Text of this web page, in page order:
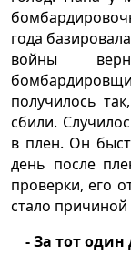
года
войны
получилось
сбили.
в плен. Он
день после
проверки, его
стало причиной
- За тот один